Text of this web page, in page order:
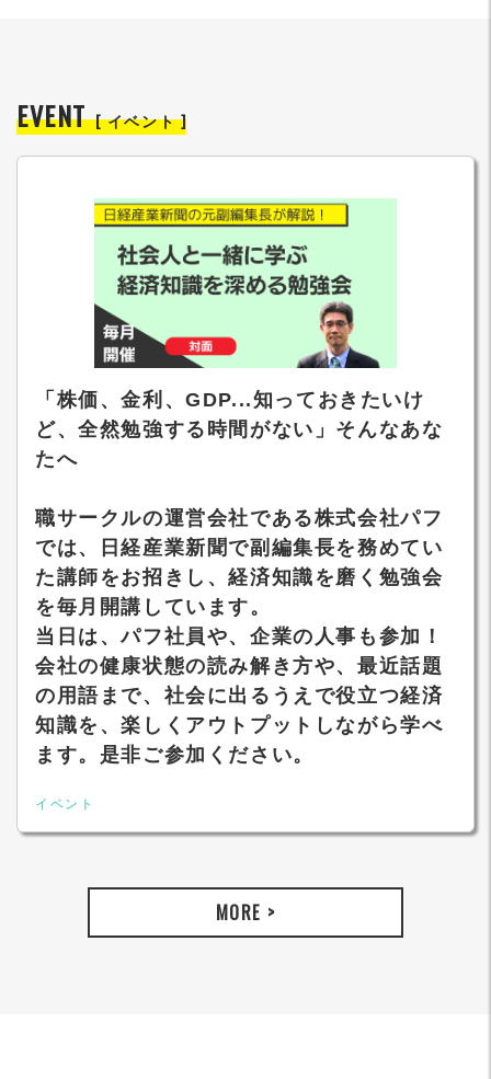
EVENT[ イベント ]
「株価、金利、GDP...知っておきたいけ
ど、全然勉強する時間がない」そんなあな
たへ
職サークルの運営会社である株式会社パフ
では、日経産業新聞で副編集長を務めてい
た講師をお招きし、経済知識を磨く勉強会
を毎月開講しています。
当日は、パフ社員や、企業の人事も参加！
会社の健康状態の読み解き方や、最近話題
の用語まで、社会に出るうえで役立つ経済
知識を、楽しくアウトプットしながら学べ
ます。是非ご参加ください。
イベント
MORE >